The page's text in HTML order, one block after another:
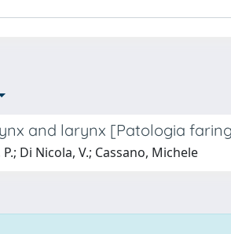
and larynx [Patologia
Di Nicola, V.; Cassano, Michele